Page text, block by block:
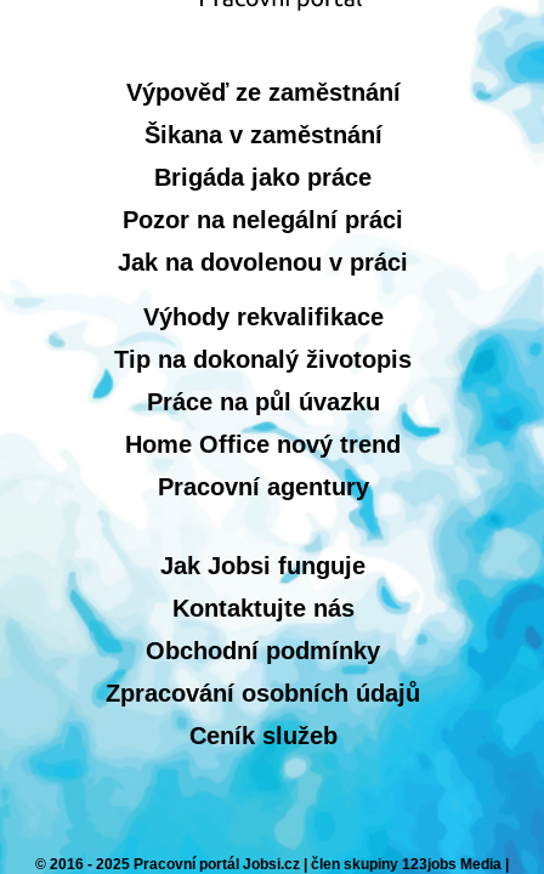
Výpověď ze zaměstnání
Šikana v zaměstnání
Brigáda jako práce
Pozor na nelegální práci
Jak na dovolenou v práci
Výhody rekvalifikace
Tip na dokonalý životopis
Práce na půl úvazku
Home Office nový trend
Pracovní agentury
Jak Jobsi funguje
Kontaktujte nás
Obchodní podmínky
Zpracování osobních údajů
Ceník služeb
© 2016 - 2025 Pracovní portál Jobsi.cz | člen skupiny 123jobs Media |